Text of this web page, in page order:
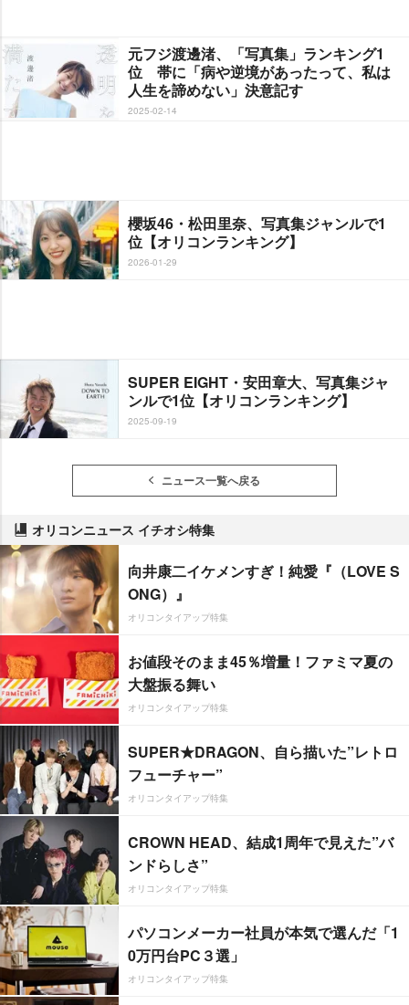
元フジ渡邊渚、「写真集」ランキング1
位 帯に「病や逆境があったって、私は
人生を諦めない」決意記す
2025-02-14
櫻坂46・松田里奈、写真集ジャンルで1
位【オリコンランキング】
2026-01-29
SUPER EIGHT・安田章大、写真集ジャ
ンルで1位【オリコンランキング】
2025-09-19
ニュース一覧へ戻る
オリコンニュース イチオシ特集
向井康二イケメンすぎ！純愛『（LOVE S
ONG）』
オリコンタイアップ特集
お値段そのまま45％増量！ファミマ夏の
大盤振る舞い
オリコンタイアップ特集
SUPER★DRAGON、自ら描いた”レトロ
フューチャー”
オリコンタイアップ特集
CROWN HEAD、結成1周年で見えた”バ
ンドらしさ”
オリコンタイアップ特集
パソコンメーカー社員が本気で選んだ「1
0万円台PC３選」
オリコンタイアップ特集